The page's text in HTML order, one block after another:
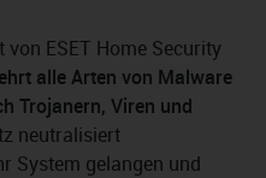
ESET Home Security
alle Arten von Malware
Trojanern, Viren und
neutralisiert
System gelangen und